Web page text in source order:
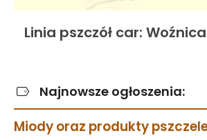
Linia pszczół car: Woźnica
Najnowsze ogłoszenia:
Miody oraz produkty